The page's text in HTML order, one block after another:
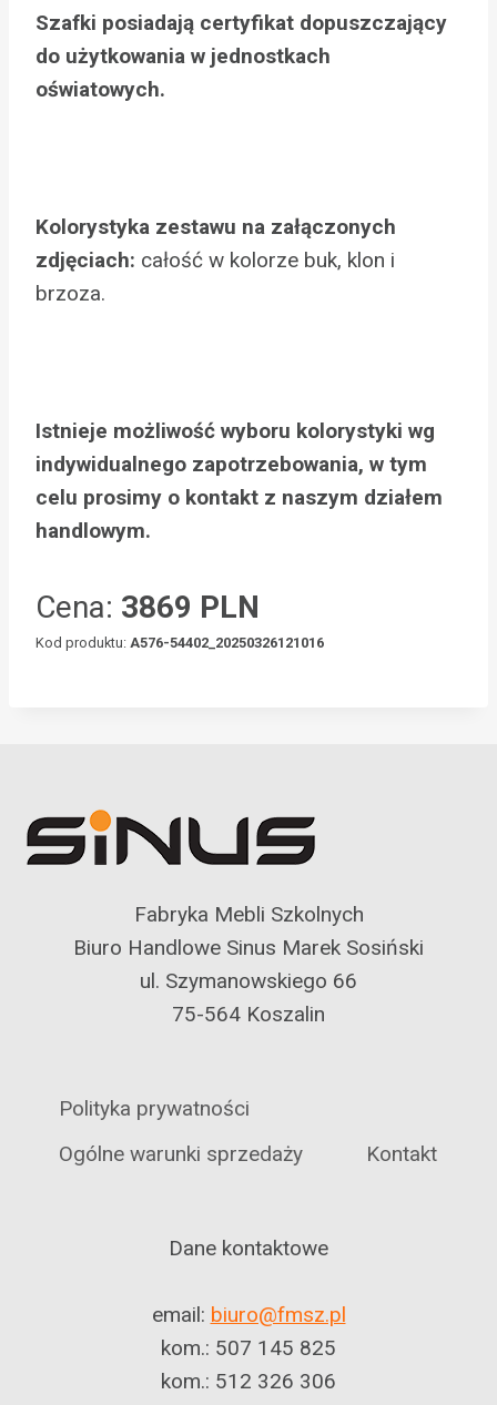
Szafki posiadają certyfikat dopuszczający
do użytkowania w jednostkach
oświatowych.
Kolorystyka zestawu na załączonych
zdjęciach: całość w kolorze buk, klon i
brzoza.
Istnieje możliwość wyboru kolorystyki wg
indywidualnego zapotrzebowania, w tym
celu prosimy o kontakt z naszym działem
handlowym.
Cena: 3869 PLN
Kod produktu: A576-54402_20250326121016
Fabryka Mebli Szkolnych
Biuro Handlowe Sinus Marek Sosiński
ul. Szymanowskiego 66
75-564 Koszalin
Polityka prywatności
Ogólne warunki sprzedaży
Kontakt
Dane kontaktowe
email: biuro@fmsz.pl
kom.: 507 145 825
kom.: 512 326 306